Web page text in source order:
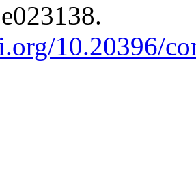
10.20396/